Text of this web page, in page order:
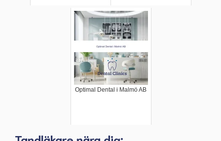
Optimal Dental i Malmö AB